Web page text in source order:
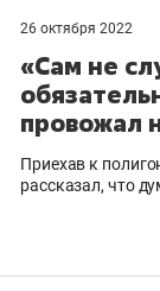
26 октября 2022
«Сам не
провожал
Приехав к
рассказал, что